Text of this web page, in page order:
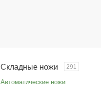
Складные ножи 291
Автоматические ножи